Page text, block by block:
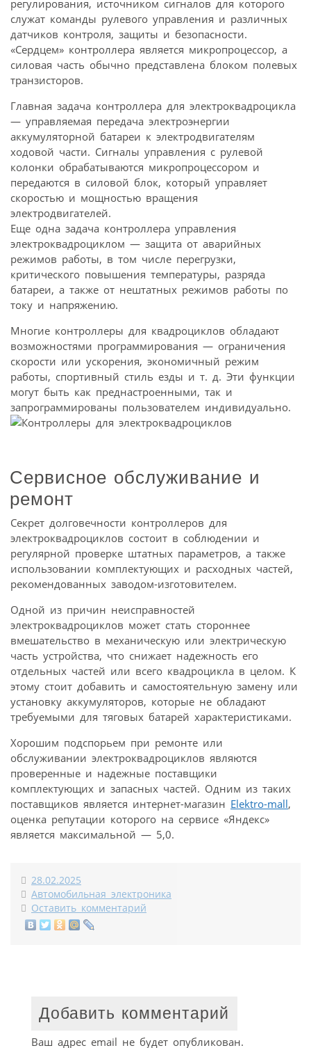
регулирования, источником сигналов для которого
служат команды рулевого управления и различных
датчиков контроля, защиты и безопасности.
«Сердцем» контроллера является микропроцессор, а
силовая часть обычно представлена блоком полевых
транзисторов.
Главная задача контроллера для электроквадроцикла
— управляемая передача электроэнергии
аккумуляторной батареи к электродвигателям
ходовой части. Сигналы управления с рулевой
колонки обрабатываются микропроцессором и
передаются в силовой блок, который управляет
скоростью и мощностью вращения
электродвигателей.
Еще одна задача контроллера управления
электроквадроциклом — защита от аварийных
режимов работы, в том числе перегрузки,
критического повышения температуры, разряда
батареи, а также от нештатных режимов работы по
току и напряжению.
Многие контроллеры для квадроциклов обладают
возможностями программирования — ограничения
скорости или ускорения, экономичный режим
работы, спортивный стиль езды и т. д. Эти функции
могут быть как преднастроенными, так и
запрограммированы пользователем индивидуально.
Сервисное обслуживание и
ремонт
Секрет долговечности контроллеров для
электроквадроциклов состоит в соблюдении и
регулярной проверке штатных параметров, а также
использовании комплектующих и расходных частей,
рекомендованных заводом-изготовителем.
Одной из причин неисправностей
электроквадроциклов может стать стороннее
вмешательство в механическую или электрическую
часть устройства, что снижает надежность его
отдельных частей или всего квадроцикла в целом. К
этому стоит добавить и самостоятельную замену или
установку аккумуляторов, которые не обладают
требуемыми для тяговых батарей характеристиками.
Хорошим подспорьем при ремонте или
обслуживании электроквадроциклов являются
проверенные и надежные поставщики
комплектующих и запасных частей. Одним из таких
поставщиков является интернет-магазин Elektro-mall,
оценка репутации которого на сервисе «Яндекс»
является максимальной — 5,0.
28.02.2025
Автомобильная электроника
Оставить комментарий
Добавить комментарий
Ваш адрес email не будет опубликован.